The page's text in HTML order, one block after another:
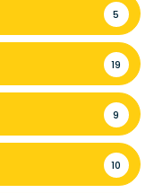
5
19
9
10